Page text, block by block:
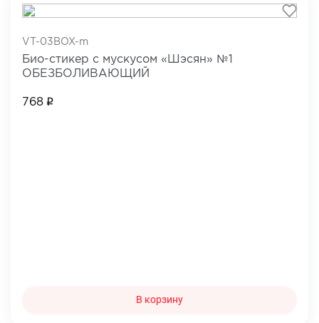
VT-03BOX-m
Био-стикер с мускусом «Шэсян» №1
ОБЕЗБОЛИВАЮЩИЙ
768
В корзину